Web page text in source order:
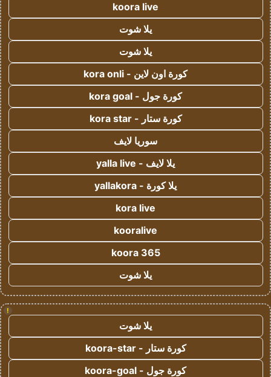
koora live
يلا شوت
يلا شوت
كورة اون لاين - kora onli
كورة جول - kora goal
كورة ستار - kora star
سوريا لايف
يلا لايف - yalla live
يلا كورة - yallakora
kora live
kooralive
koora 365
يلا شوت
!
يلا شوت
كورة ستار - koora-star
كورة جول - koora-goal